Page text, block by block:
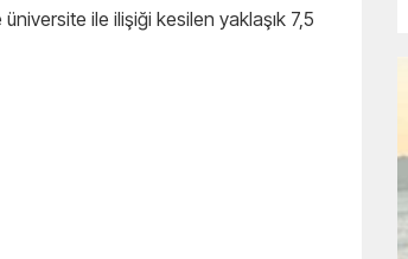
ile ilişiği kesilen yaklaşık 7,5